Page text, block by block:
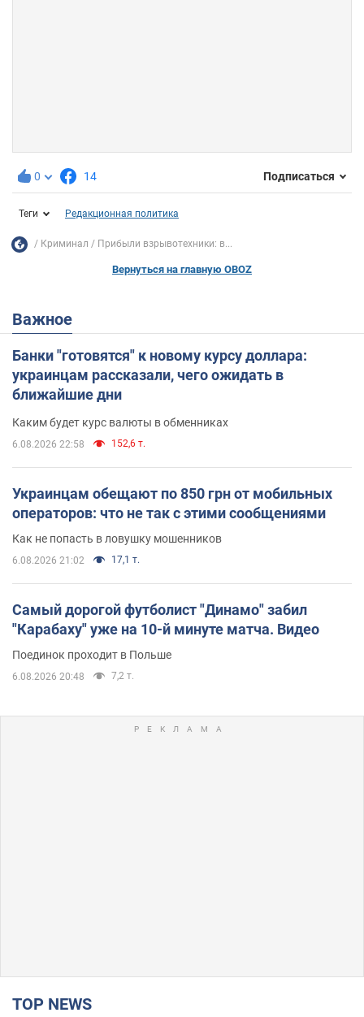
0 14 Подписаться
Теги Редакционная политика
Криминал Прибыли взрывотехники: в...
Вернуться на главную OBOZ
Важное
Банки "готовятся" к новому курсу доллара:
украинцам рассказали, чего ожидать в
ближайшие дни
Каким будет курс валюты в обменниках
6.08.2026 22:58 152,6 т.
Украинцам обещают по 850 грн от мобильных
операторов: что не так с этими сообщениями
Как не попасть в ловушку мошенников
6.08.2026 21:02 17,1 т.
Самый дорогой футболист "Динамо" забил
"Карабаху" уже на 10-й минуте матча. Видео
Поединок проходит в Польше
6.08.2026 20:48 7,2 т.
TOP NEWS